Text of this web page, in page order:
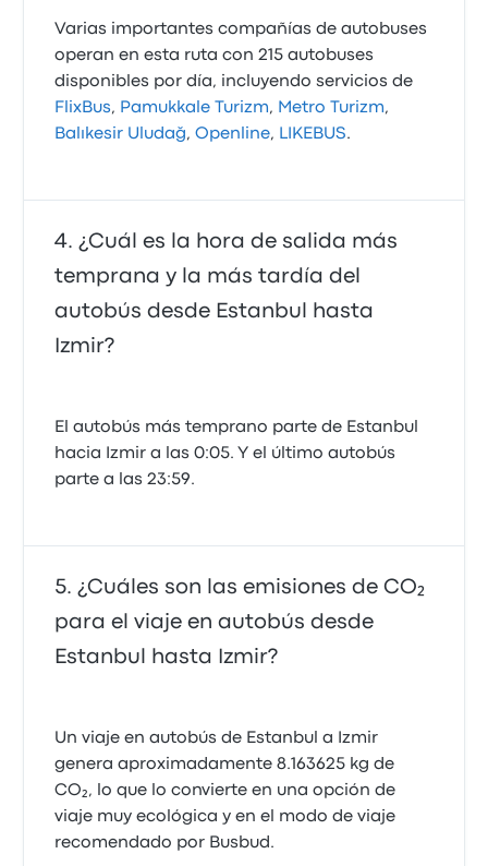
Varias importantes compañías de autobuses
operan en esta ruta con 215 autobuses
disponibles por día, incluyendo servicios de
FlixBus, Pamukkale Turizm, Metro Turizm,
Balıkesir Uludağ,Openline, LIKEBUS.
¿Cuál es la hora de salida más
temprana y la más tardía del
autobús desde Estanbul hasta
Izmir?
El autobús más temprano parte de Estanbul
hacia Izmir a las 0:05. Y el último autobús
parte a las 23:59.
¿Cuáles son las emisiones de CO₂
para el viaje en autobús desde
Estanbul hasta Izmir?
Un viaje en autobús de Estanbul a Izmir
genera aproximadamente 8.163625 kg de
CO₂, lo que lo convierte en una opción de
viaje muy ecológica y en el modo de viaje
recomendado por Busbud.